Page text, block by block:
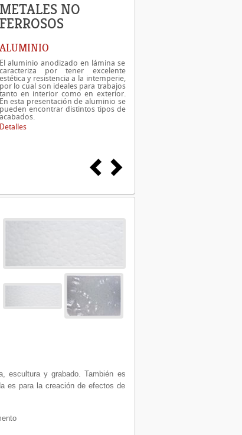
METALES NO
FERROSOS
ALUMINIO
El aluminio anodizado en lámina se
caracteriza por tener excelente
estética y resistencia a la intemperie,
por lo cual son ideales para trabajos
tanto en interior como en exterior.
En esta presentación de aluminio se
pueden encontrar distintos tipos de
acabados.
Detalles
escultura y grabado. También es
es para la creación de efectos de